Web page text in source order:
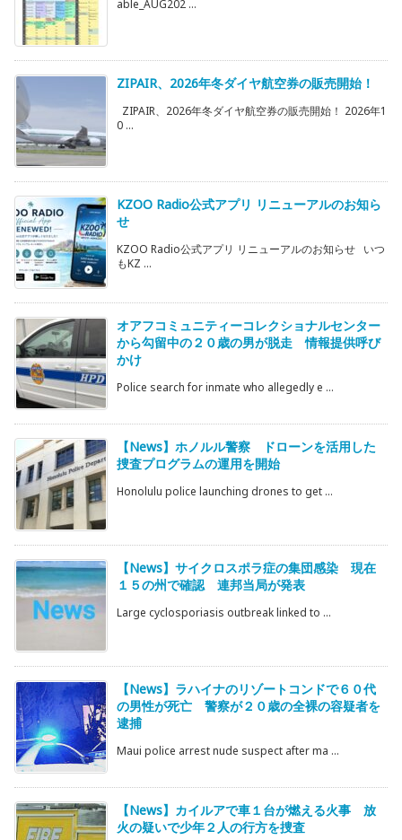
able_AUG202 ...
ZIPAIR、2026年冬ダイヤ航空券の販売開始！
ZIPAIR、2026年冬ダイヤ航空券の販売開始！ 2026年1
0 ...
KZOO Radio公式アプリ リニューアルのお知ら
せ
KZOO Radio公式アプリ リニューアルのお知らせ いつ
もKZ ...
オアフコミュニティーコレクショナルセンター
から勾留中の２０歳の男が脱走 情報提供呼び
かけ
Police search for inmate who allegedly e ...
【News】ホノルル警察 ドローンを活用した
捜査プログラムの運用を開始
Honolulu police launching drones to get ...
【News】サイクロスポラ症の集団感染 現在
１５の州で確認 連邦当局が発表
Large cyclosporiasis outbreak linked to ...
【News】ラハイナのリゾートコンドで６０代
の男性が死亡 警察が２０歳の全裸の容疑者を
逮捕
Maui police arrest nude suspect after ma ...
【News】カイルアで車１台が燃える火事 放
火の疑いで少年２人の行方を捜査